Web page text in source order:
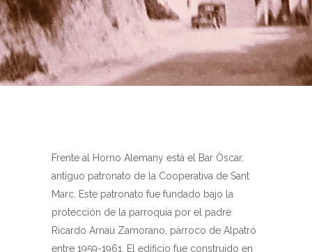
Frente al Horno Alemany está el Bar Òscar,
antiguo patronato de la Cooperativa de Sant
Marc. Este patronato fue fundado bajo la
protección de la parroquia por el padre
Ricardo Arnau Zamorano, párroco de Alpatró
entre 1959-1961. El edificio fue construido en